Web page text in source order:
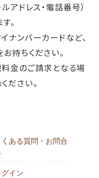
アドレス・電話番号）
。
ナンバーカードなど、
持ちください。
金のご請求となる場
ださい。
くある質問・お問合
グイン